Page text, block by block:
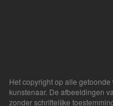
Het copyright op alle
kunstenaar. De afbeeldingen
zonder schriftelijke